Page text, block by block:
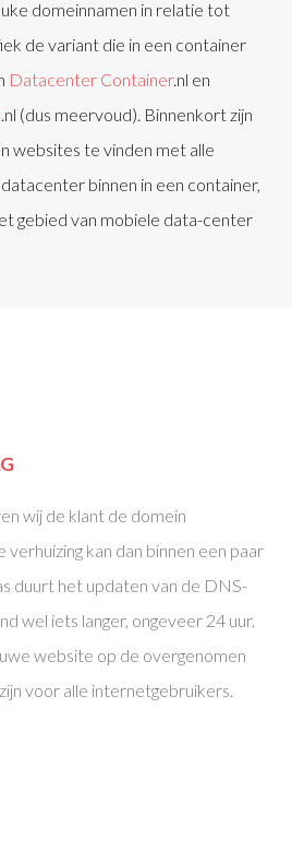
domeinnamen in relatie tot
de variant die in een container
Datacenter Container.nl en
.nl (dus meervoud). Binnenkort zijn
websites te vinden met alle
binnen in een container,
gebied van mobiele data-center
wij de klant de domein
kan dan binnen een paar
duurt het updaten van de DNS-
wel iets langer, ongeveer 24 uur.
website op de overgenomen
voor alle internetgebruikers.